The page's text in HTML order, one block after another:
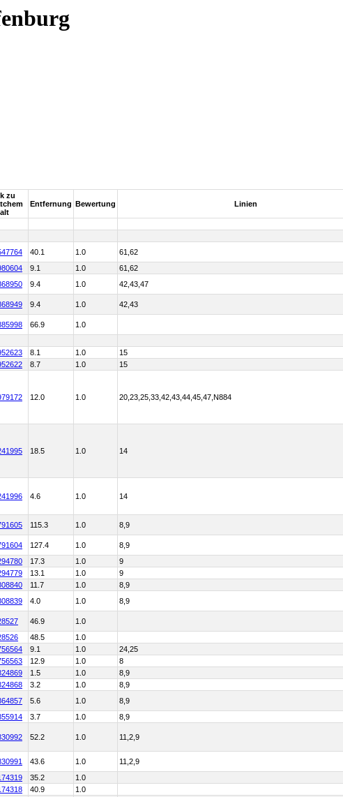
zu
Entfernung Bewertung Linien
40.1 1.0
61,62
9.1 1.0 61,62
9.4 1.0 42,43,47
9.4 1.0 42,43
66.9
1.0
8.1 1.0
15
8.7 1.0 15
12.0 1.0 20,23,25,33,42,43,44,45,47,N884
18.5 1.0 14
4.6 1.0 14
115.3 1.0
8,9
127.4 1.0 8,9
17.3 1.0
9
13.1 1.0 9
11.7 1.0
8,9
4.0 1.0 8,9
46.9
1.0
48.5 1.0
9.1 1.0
24,25
12.9 1.0 8
1.5 1.0
8,9
3.2 1.0 8,9
5.6 1.0
8,9
3.7 1.0 8,9
52.2 1.0 11,2,9
43.6 1.0 11,2,9
35.2
1.0
40.9
1.0